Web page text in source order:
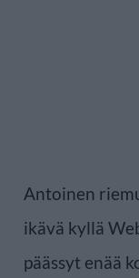
Antoinen
ikävä kyllä
päässyt enää